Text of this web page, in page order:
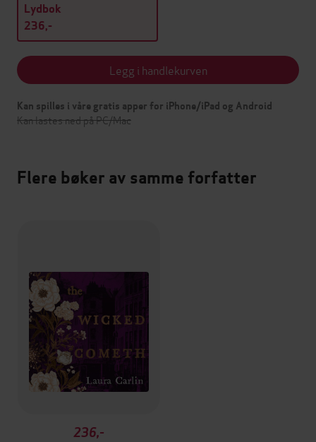
Lydbok
236,-
Legg i handlekurven
Kan spilles i våre gratis apper for iPhone/iPad og Android
Kan lastes ned på PC/Mac
Flere bøker av samme forfatter
236,-